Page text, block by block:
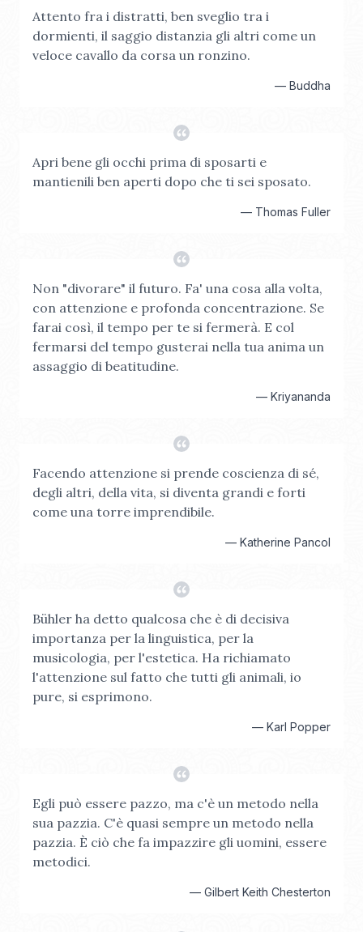
Attento fra i distratti, ben sveglio tra i
dormienti, il saggio distanzia gli altri come un
veloce cavallo da corsa un ronzino.
— Buddha
Apri bene gli occhi prima di sposarti e
mantienili ben aperti dopo che ti sei sposato.
— Thomas Fuller
Non "divorare" il futuro. Fa' una cosa alla volta,
con attenzione e profonda concentrazione. Se
farai così, il tempo per te si fermerà. E col
fermarsi del tempo gusterai nella tua anima un
assaggio di beatitudine.
— Kriyananda
Facendo attenzione si prende coscienza di sé,
degli altri, della vita, si diventa grandi e forti
come una torre imprendibile.
— Katherine Pancol
Bühler ha detto qualcosa che è di decisiva
importanza per la linguistica, per la
musicologia, per l'estetica. Ha richiamato
l'attenzione sul fatto che tutti gli animali, io
pure, si esprimono.
— Karl Popper
Egli può essere pazzo, ma c'è un metodo nella
sua pazzia. C'è quasi sempre un metodo nella
pazzia. È ciò che fa impazzire gli uomini, essere
metodici.
— Gilbert Keith Chesterton